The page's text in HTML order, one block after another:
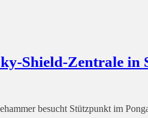
Shield-Zentrale in
besucht Stützpunkt im